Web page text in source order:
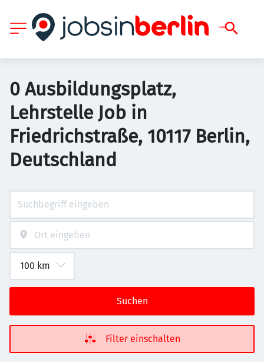
0 Ausbildungsplatz,
Lehrstelle Job in
Friedrichstraße, 10117 Berlin,
Deutschland
Suchen
Filter einschalten